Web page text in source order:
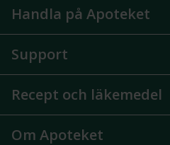
Handla på Apoteket
Support
Recept och läkemedel
Om Apoteket